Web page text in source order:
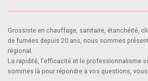
Grossiste en chauffage, sanitaire, étanchéité,
de fumées depuis 20 ans, nous sommes
régional.
La rapidité, l'efficacité et le professionnalisme
sommes là pour répondre à vos questions,